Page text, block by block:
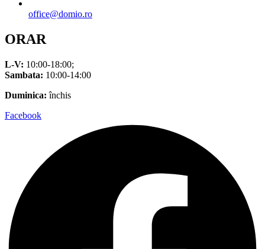
office@domio.ro
ORAR
L-V: 10:00-18:00;
Sambata: 10:00-14:00
Duminica: închis
Facebook